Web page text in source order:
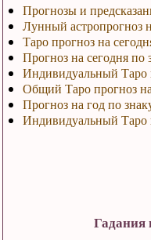
Прогнозы и
Лунный астропрогноз
Таро прогноз на
Прогноз на сегодня по
Индивидуальный Таро
Общий Таро прогноз
Прогноз на год по
Индивидуальный Таро
Гадания